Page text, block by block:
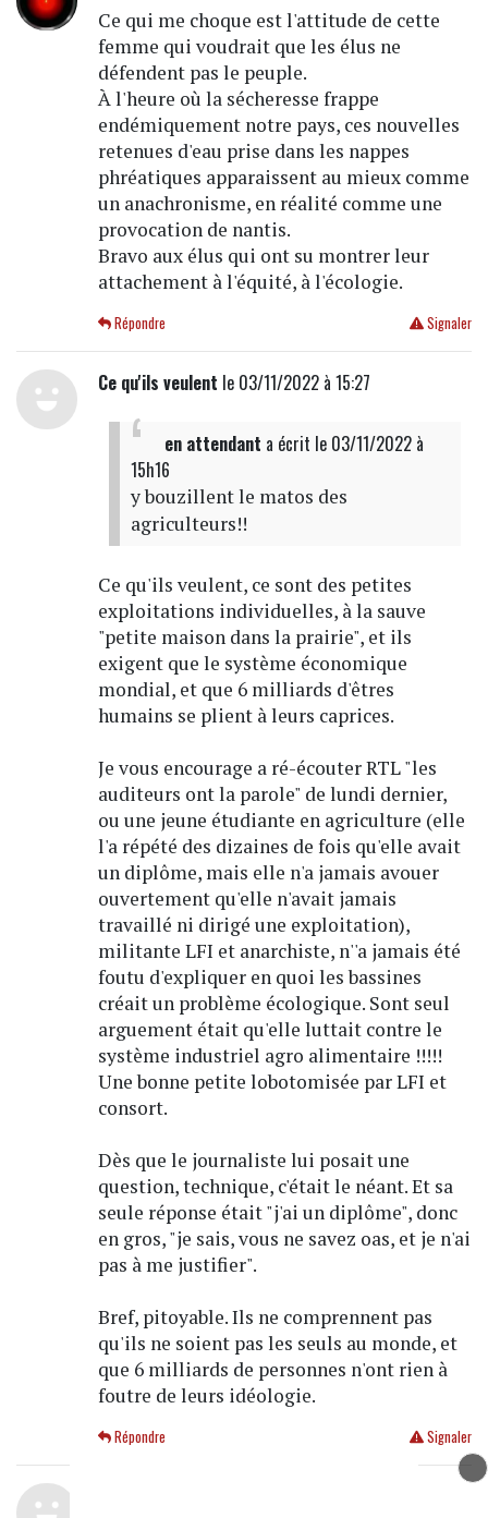
Ce qui me choque est l'attitude de cette
femme qui voudrait que les élus ne
défendent pas le peuple.
À l'heure où la sécheresse frappe
endémiquement notre pays, ces nouvelles
retenues d'eau prise dans les nappes
phréatiques apparaissent au mieux comme
un anachronisme, en réalité comme une
provocation de nantis.
Bravo aux élus qui ont su montrer leur
attachement à l'équité, à l'écologie.
Signaler
Répondre
Ce qu'ils veulent le 03/11/2022 à 15:27
en attendant a écrit le 03/11/2022 à
15h16
y bouzillent le matos des
agriculteurs!!
Ce qu'ils veulent, ce sont des petites
exploitations individuelles, à la sauve
"petite maison dans la prairie", et ils
exigent que le système économique
mondial, et que 6 milliards d'êtres
humains se plient à leurs caprices.
Je vous encourage a ré-écouter RTL "les
auditeurs ont la parole" de lundi dernier,
ou une jeune étudiante en agriculture (elle
l'a répété des dizaines de fois qu'elle avait
un diplôme, mais elle n'a jamais avouer
ouvertement qu'elle n'avait jamais
travaillé ni dirigé une exploitation),
militante LFI et anarchiste, n''a jamais été
foutu d'expliquer en quoi les bassines
créait un problème écologique. Sont seul
arguement était qu'elle luttait contre le
système industriel agro alimentaire !!!!!
Une bonne petite lobotomisée par LFI et
consort.
Dès que le journaliste lui posait une
question, technique, c'était le néant. Et sa
seule réponse était "j'ai un diplôme", donc
en gros, "je sais, vous ne savez oas, et je n'ai
pas à me justifier".
Bref, pitoyable. Ils ne comprennent pas
qu'ils ne soient pas les seuls au monde, et
que 6 milliards de personnes n'ont rien à
foutre de leurs idéologie.
Signaler
Répondre